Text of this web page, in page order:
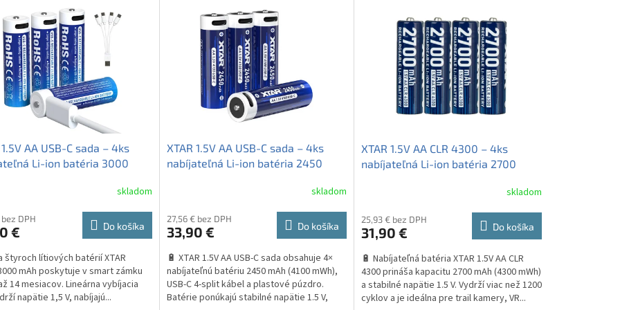
1.5V AA USB-C sada – 4ks
Li-ion batéria 3000
skladom
DPH
€ Do košíka
štyroch lítiových batérií XTAR
mAh poskytuje v smart zámku
14 mesiacov. Lineárna vybíjacia
napätie 1,5 V, nabíjajú...
XTAR 1.5V AA USB-C sada – 4ks
nabíjateľná Li-ion batéria 2450
produktu
je
z
5
hviezdičiek.
skladom
27,56 € bez DPH
33,90 € Do košíka
🔋 XTAR 1.5V AA USB-C sada obsahuje 4×
nabíjateľnú batériu 2450 mAh (4100 mWh),
USB-C 4-split kábel a plastové púzdro.
Batérie ponúkajú stabilné napätie 1.5 V,
XTAR 1.5V AA CLR 4300 – 4ks
nabíjateľná Li-ion batéria 2700
produktu
je
z
5
hviezdičiek.
skladom
25,93 € bez DPH
31,90 € Do košíka
🔋 Nabíjateľná batéria XTAR 1.5V AA CLR
4300 prináša kapacitu 2700 mAh (4300 mWh)
a stabilné napätie 1.5 V. Vydrží viac než 1200
cyklov a je ideálna pre trail kamery, VR...